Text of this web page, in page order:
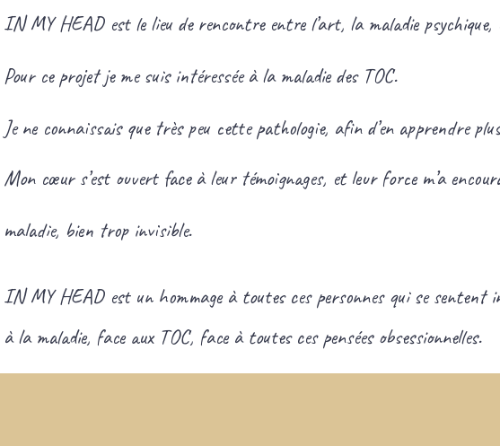
IN MY HEAD est le lieu de rencontre entre l’art, la maladie
Pour ce projet je me suis intéressée à la maladie des TOC.
Je ne connaissais que très peu cette pathologie, afin d’en apprendre
Mon cœur s’est ouvert face à leur témoignages, et leur force m’a
maladie, bien trop invisible.
IN MY HEAD est un hommage à toutes ces personnes qui se sentent
à la maladie, face aux TOC, face à toutes ces pensées obsessionnelles.